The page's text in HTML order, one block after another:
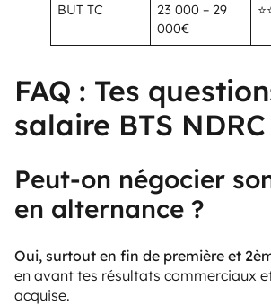
BUT TC
23 000 – 29
000€
FAQ : Tes
salaire BTS NDRC
Peut-on négocier
en alternance ?
Oui, surtout en fin de première et
en avant tes résultats commerciaux
acquise.